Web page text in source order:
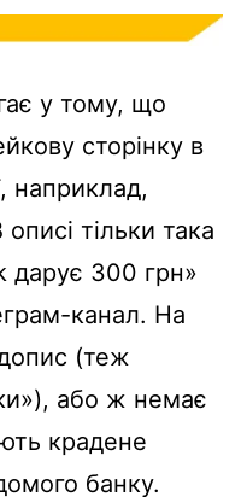
у тому, що
сторінку в
наприклад,
тільки така
дарує 300 грн»
канал. На
допис (теж
або ж немає
крадене
банку.